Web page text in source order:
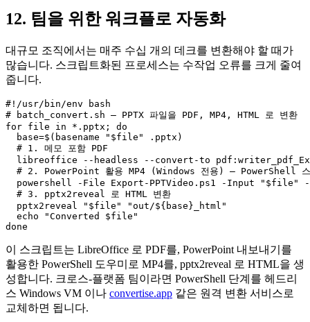
12. 팀을 위한 워크플로 자동화
대규모 조직에서는 매주 수십 개의 데크를 변환해야 할 때가
많습니다. 스크립트화된 프로세스는 수작업 오류를 크게 줄여
줍니다.
#!/usr/bin/env bash
# batch_convert.sh – PPTX 파일을 PDF, MP4, HTML 로 변환
for file in *.pptx; do
  base=$(basename "$file" .pptx)
  # 1. 메모 포함 PDF
libreoffice --headless --convert-to
# 2. PowerPoint 활용 MP4 (Windows 전용) – PowerShell 스
powershell -File Export-PPTVideo.ps1 -Input "$file"
  # 3. pptx2reveal 로 HTML 변환
  pptx2reveal "$file" "out/${base}_html"
  echo "Converted $file"
이 스크립트는 LibreOffice 로 PDF를, PowerPoint 내보내기를
활용한 PowerShell 도우미로 MP4를, pptx2reveal 로 HTML을 생
성합니다. 크로스‑플랫폼 팀이라면 PowerShell 단계를 헤드리
스 Windows VM 이나 convertise.app 같은 원격 변환 서비스로
교체하면 됩니다.